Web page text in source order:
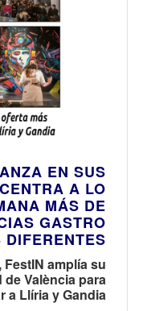
EN SUS
A LO
MÁS DE
GASTRO
amplía su
València para
a Llíria y Gandia